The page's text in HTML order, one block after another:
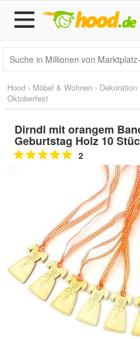
Hood › Möbel & Wohnen › Dekoration
Oktoberfest
Dirndl mit orangem
Geburtstag Holz 10
2